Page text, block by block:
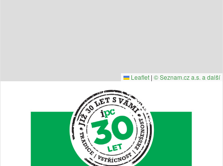
Leaflet | © Seznam.cz a.s. a další